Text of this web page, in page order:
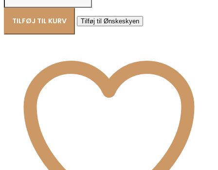
SPLASH
øreringe
sølv
6163
TILFØJ TIL KURV Tilføj til Ønskeskyen